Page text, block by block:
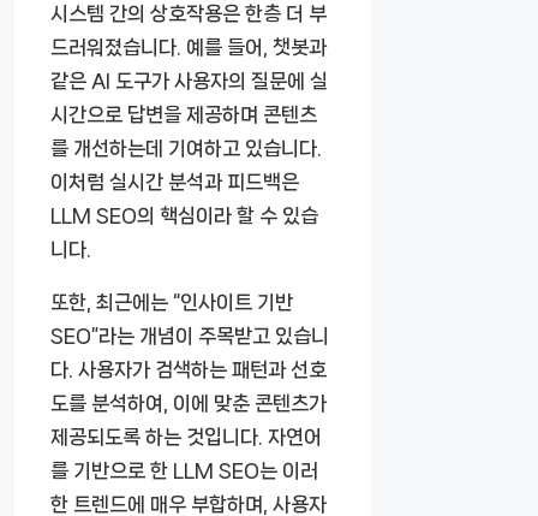
시스템 간의 상호작용은 한층 더 부
드러워졌습니다. 예를 들어, 챗봇과
같은 AI 도구가 사용자의 질문에 실
시간으로 답변을 제공하며 콘텐츠
를 개선하는데 기여하고 있습니다.
이처럼 실시간 분석과 피드백은
LLM SEO의 핵심이라 할 수 있습
니다.
또한, 최근에는 “인사이트 기반
SEO”라는 개념이 주목받고 있습니
다. 사용자가 검색하는 패턴과 선호
도를 분석하여, 이에 맞춘 콘텐츠가
제공되도록 하는 것입니다. 자연어
를 기반으로 한 LLM SEO는 이러
한 트렌드에 매우 부합하며, 사용자